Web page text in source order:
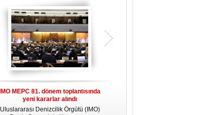
IMO MEPC 81. dönem toplantısında
yeni kararlar alındı
Uluslararası Denizcilik Örgütü (IMO)